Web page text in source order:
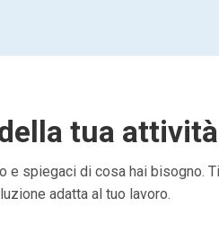
tua attività
e spiegaci di cosa hai bisogno.
adatta al tuo lavoro.